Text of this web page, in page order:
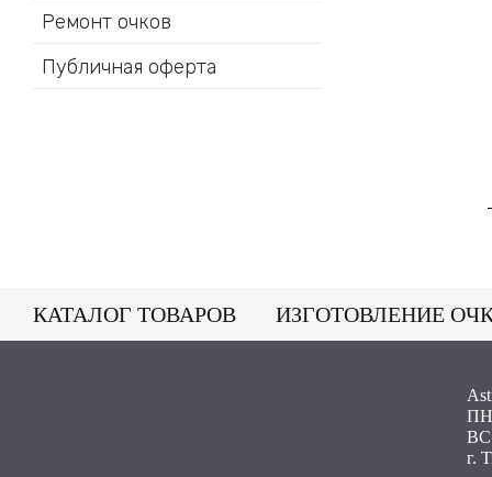
Ремонт очков
Публичная оферта
КАТАЛОГ ТОВАРОВ ИЗГОТОВЛЕНИЕ
ПН
г.